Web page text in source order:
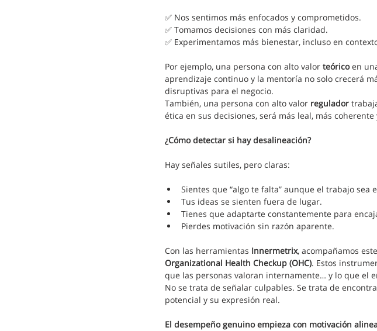
✅ Nos sentimos más enfocados y comprometidos.
✅ Tomamos decisiones con más claridad.
✅ Experimentamos más bienestar, incluso en
Por ejemplo, una persona con alto valor teórico en
aprendizaje continuo y la mentoría no solo crecerá
disruptivas para el negocio.
También, una persona con alto valor regulador
ética en sus decisiones, será más leal, más
¿Cómo detectar si hay desalineación?
Hay señales sutiles, pero claras:
Sientes que “algo te falta” aunque el trabajo sea
Tus ideas se sienten fuera de lugar.
Tienes que adaptarte constantemente para
Pierdes motivación sin razón aparente.
Con las herramientas Innermetrix, acompañamos
Organizational Health Checkup (OHC). Estos
que las personas valoran internamente… y lo que el
No se trata de señalar culpables. Se trata de
potencial y su expresión real.
El desempeño genuino empieza con motivación